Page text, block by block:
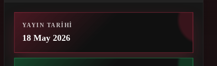
YAYIN TARIHI
18 May 2026